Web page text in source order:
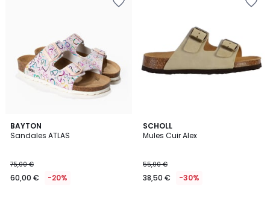
BAYTON
Sandales ATLAS
75,00 €
60,00 € -20%
SCHOLL
Mules Cuir Alex
55,00 €
38,50 € -30%